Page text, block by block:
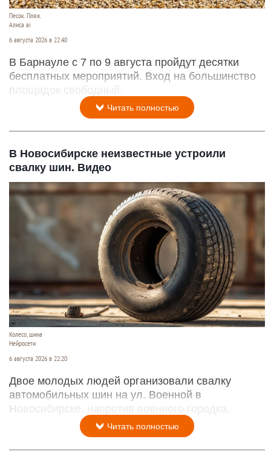
Песок. Пляж.
Алиса ai
6 августа 2026 в 22:40
В Барнауле с 7 по 9 августа пройдут десятки
бесплатных мероприятий. Вход на большинство
площадок свободный.
Читать полностью
В Новосибирске неизвестные устроили
свалку шин. Видео
Колесо, шина
Нейросети
6 августа 2026 в 22:20
Двое молодых людей организовали свалку
автомобильных шин на ул. Военной в
Новосибирске, напротив военного городка.
Читать полностью